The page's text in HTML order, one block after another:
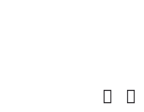
Almendralejo